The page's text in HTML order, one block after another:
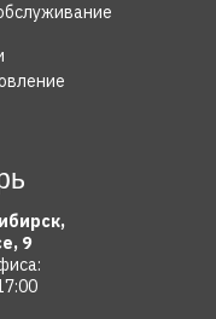
9